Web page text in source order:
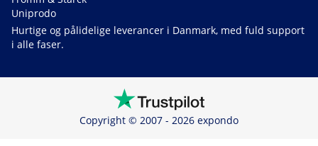
Uniprodo
Hurtige og pålidelige leverancer i Danmark, med fuld support
i alle faser.
Copyright © 2007 - 2026 expondo